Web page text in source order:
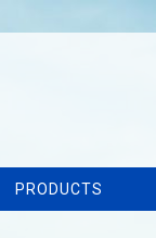
PRODUCTS